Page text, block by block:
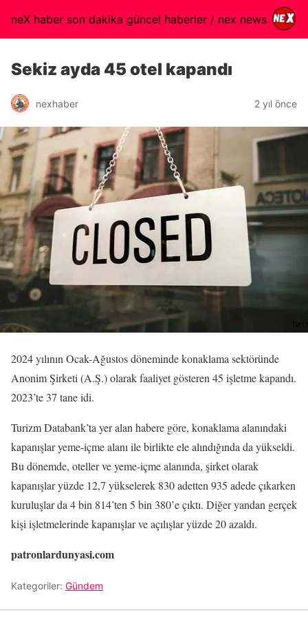
neX haber son dakika güncel haberler / nex news
Sekiz ayda 45 otel kapandı
nexhaber 2 yıl önce
2024 yılının Ocak-Ağustos döneminde konaklama sektöründe
Anonim Şirketi (A.Ş.) olarak faaliyet gösteren 45 işletme kapandı.
2023’te 37 tane idi.
Turizm Databank’ta yer alan habere göre, konaklama alanındaki
kapanışlar yeme-içme alanı ile birlikte ele alındığında da yükseldi.
Bu dönemde, oteller ve yeme-içme alanında, şirket olarak
kapanışlar yüzde 12,7 yükselerek 830 adetten 935 adede çıkarken
kuruluşlar da 4 bin 814’ten 5 bin 380’e çıktı. Diğer yandan gerçek
kişi işletmelerinde kapanışlar ve açılışlar yüzde 20 azaldı.
patronlardunyasi.com
Kategoriler: Gündem